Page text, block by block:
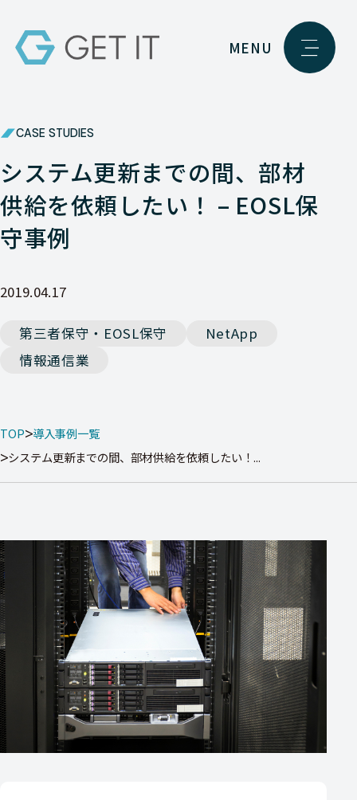
MENU
CASE STUDIES
システム更新までの間、部材
供給を依頼したい！ – EOSL保
守事例
2019.04.17
第三者保守・EOSL保守
NetApp
情報通信業
TOP 導入事例一覧
システム更新までの間、部材供給を依頼したい！...